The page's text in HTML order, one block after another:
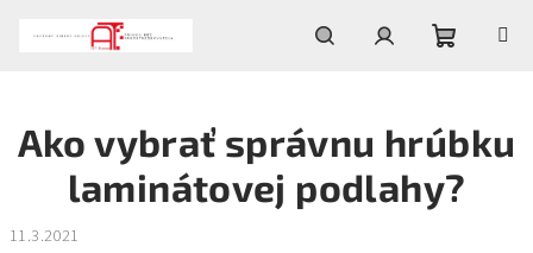
košík
Ako vybrať správnu hrúbku
laminátovej podlahy?
11.3.2021